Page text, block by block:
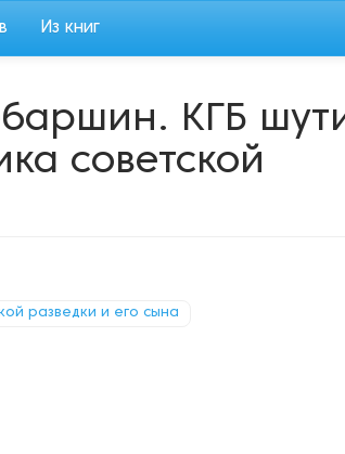
Из книг
КГБ
советской
разведки и его сына